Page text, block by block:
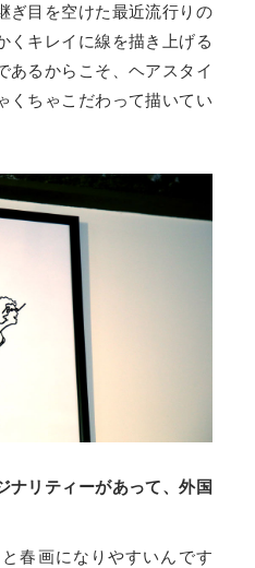
ぎ目を空けた最近流行りの
くキレイに線を描き上げる
あるからこそ、ヘアスタイ
くちゃこだわって描いてい
リティーがあって、外国
と春画になりやすいんです